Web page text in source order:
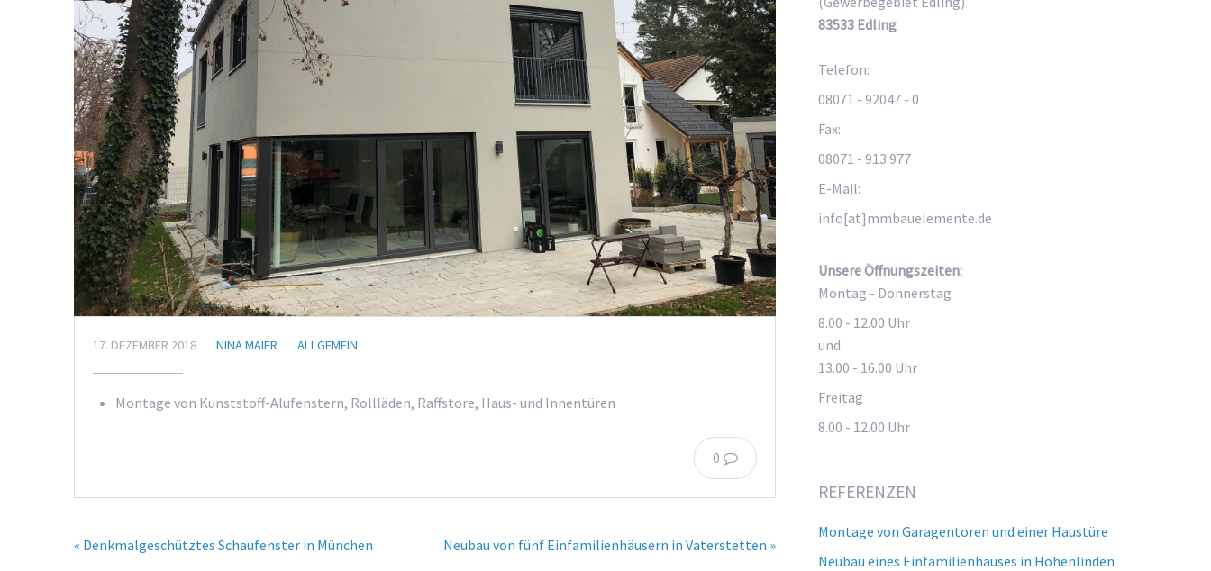
17. DEZEMBER 2018 NINA MAIER ALLGEMEIN
Montage von Kunststoff-Alufenstern, Rollläden, Raffstore, Haus- und Innentüren
0
« Denkmalgeschütztes Schaufenster in München Neubau von fünf Einfamilienhäusern in Vaterstetten »
83533 Edling
Telefon:
08071 - 92047 - 0
Fax:
08071 - 913 977
E-Mail:
info[at]mmbauelemente.de
Unsere Öffnungszeiten:
Montag - Donnerstag
8.00 - 12.00 Uhr
und
13.00 - 16.00 Uhr
Freitag
8.00 - 12.00 Uhr
REFERENZEN
Montage von Garagentoren und einer Haustüre
Neubau eines Einfamilienhauses in Hohenlinden